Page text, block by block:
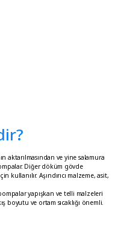
aktarılmasından ve yine salamura
Diğer döküm gövde
kullanılır. Aşındırıcı malzeme, asit,
yapışkan ve telli malzeleri
boyutu ve ortam sıcaklığı önemli.